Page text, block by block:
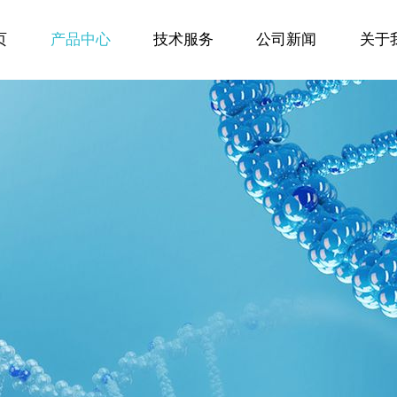
产品中心 技术服务 公司新闻 关于